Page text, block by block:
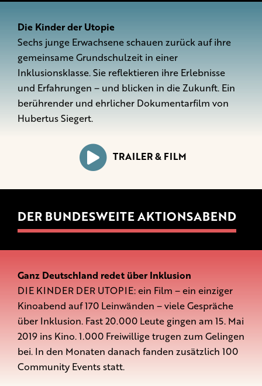
Die Kinder der Utopie
Sechs junge Erwachsene schauen zurück auf ihre
gemeinsame Grundschulzeit in einer
Inklusionsklasse. Sie reflektieren ihre Erlebnisse
und Erfahrungen – und blicken in die Zukunft. Ein
berührender und ehrlicher Dokumentarfilm von
Hubertus Siegert.
TRAILER & FILM
DER BUNDESWEITE AKTIONSABEND
Ganz Deutschland redet über Inklusion
DIE KINDER DER UTOPIE: ein Film – ein einziger
Kinoabend auf 170 Leinwänden – viele Gespräche
über Inklusion. Fast 20.000 Leute gingen am 15. Mai
2019 ins Kino. 1.000 Freiwillige trugen zum Gelingen
bei. In den Monaten danach fanden zusätzlich 100
Community Events statt.